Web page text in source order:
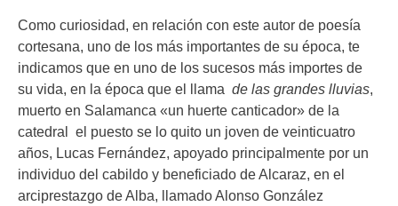
Como curiosidad, en relación con este autor de poesía
cortesana, uno de los más importantes de su época, te
indicamos que en uno de los sucesos más importes de
su vida, en la época que el llama de las grandes lluvias,
muerto en Salamanca «un huerte canticador» de la
catedral el puesto se lo quito un joven de veinticuatro
años, Lucas Fernández, apoyado principalmente por un
individuo del cabildo y beneficiado de Alcaraz, en el
arciprestazgo de Alba, llamado Alonso González